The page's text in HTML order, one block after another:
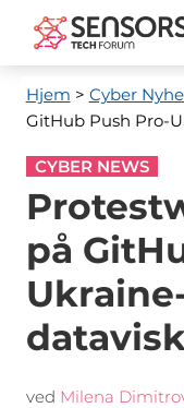
Hjem > Cyber
GitHub Push Pro-
CYBER NEWS
på
ved Milena